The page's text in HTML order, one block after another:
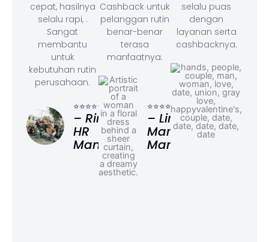
cepat, hasilnya
selalu rapi, .
Sangat
membantu
untuk
kebutuhan rutin
perusahaan.
⭐⭐⭐⭐⭐
– Rina,
HR
Manager
Cashback untuk
pelanggan rutin
benar-benar
terasa
manfaatnya.
⭐⭐⭐⭐⭐
– Linda,
Marketing
Manager
selalu puas
dengan
layanan serta
cashbacknya.